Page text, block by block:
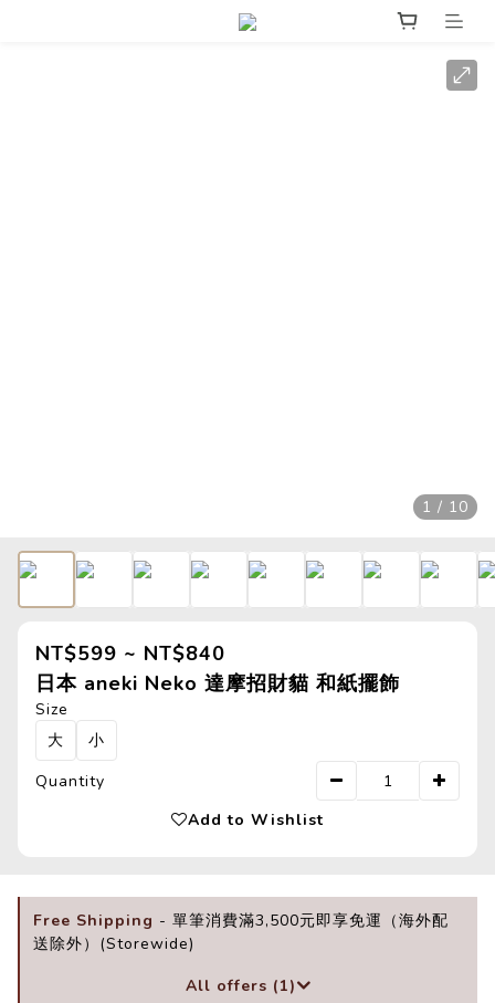
1 / 10
NT$599 ~ NT$840
日本 aneki Neko 達摩招財貓 和紙擺飾
Size
大
小
Quantity
Add to Wishlist
Free Shipping - 單筆消費滿3,500元即享免運（海外配
送除外）(Storewide)
All offers (1)